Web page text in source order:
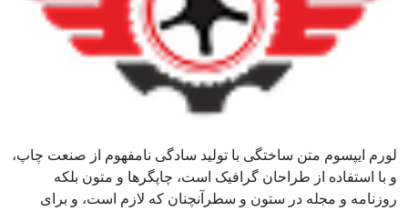
لورم ایپسوم متن ساختگی با تولید سادگی نامفهوم از صنعت چاپ،
و با استفاده از طراحان گرافیک است، چاپگرها و متون بلکه
روزنامه و مجله در ستون و سطرآنچنان که لازم است، و برای